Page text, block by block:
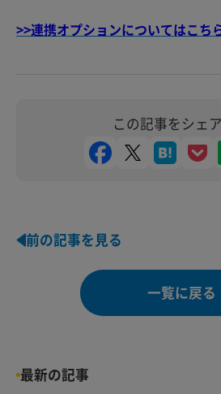
>>連携オプションについてはこち
この記事をシェ
前の記事を見る
一覧に戻る
最新の記事